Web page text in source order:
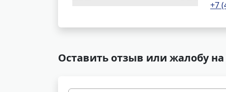
+7
Оставить отзыв или жалобу на